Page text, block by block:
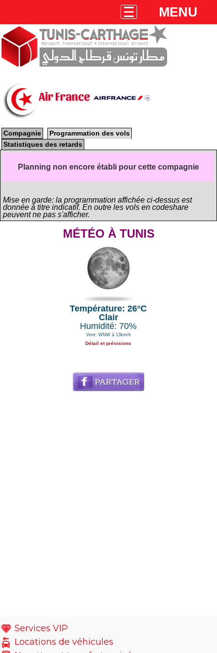
MENU
Air France
Compagnie
Programmation des vols
Statistiques des retards
Planning non encore établi pour cette compagnie
Mise en garde: la programmation affichée ci-dessus est
donnée à titre indicatif. En outre les vols en codeshare
peuvent ne pas s'afficher.
MÉTÉO À TUNIS
Température: 26°C
Clair
Humidité: 70%
Vent: WNW à 13km/h
Détail et prévisions
Services VIP
Locations de véhicules